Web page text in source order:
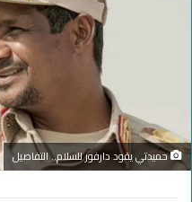
حميدتي يقود دارفور للسلام.. التفاصيل